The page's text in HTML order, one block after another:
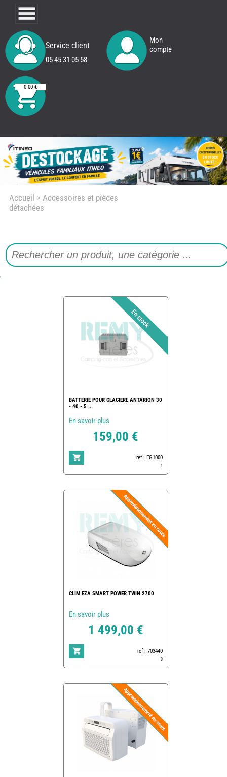
Service client
05 45 31 05 58
Mon
compte
0.00 €
Accueil > Accessoires et pièces
détachées
BATTERIE POUR GLACIERE ANTARION 30
- 40 - 5 ...
En savoir plus
159,00 €
ref : FG1000
1
CLIM EZA SMART POWER TWIN 2700
En savoir plus
1 499,00 €
ref : 703440
0